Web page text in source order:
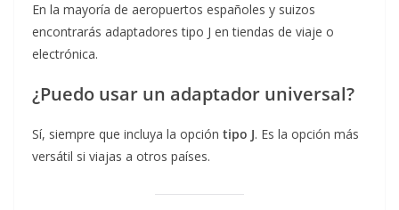
En la mayoría de aeropuertos españoles y suizos
encontrarás adaptadores tipo J en tiendas de viaje o
electrónica.
¿Puedo usar un adaptador universal?
Sí, siempre que incluya la opción tipo J. Es la opción más
versátil si viajas a otros países.